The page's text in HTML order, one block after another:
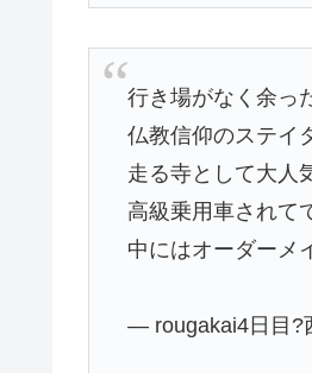
行き場がなく余っ
仏教信仰のステイ
走る寺として大人
高級乗用車され
中にはオーダーメ
— rougakai4日目?